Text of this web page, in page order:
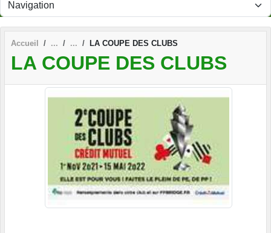
Accueil LA COUPE DES CLUBS
LA COUPE DES CLUBS